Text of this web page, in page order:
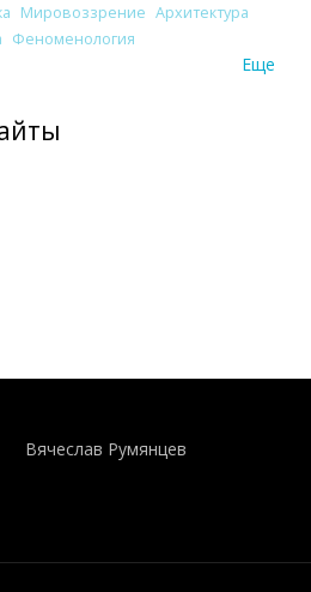
Мировоззрение Архитектура
Феноменология
Еще
Вячеслав Румянцев